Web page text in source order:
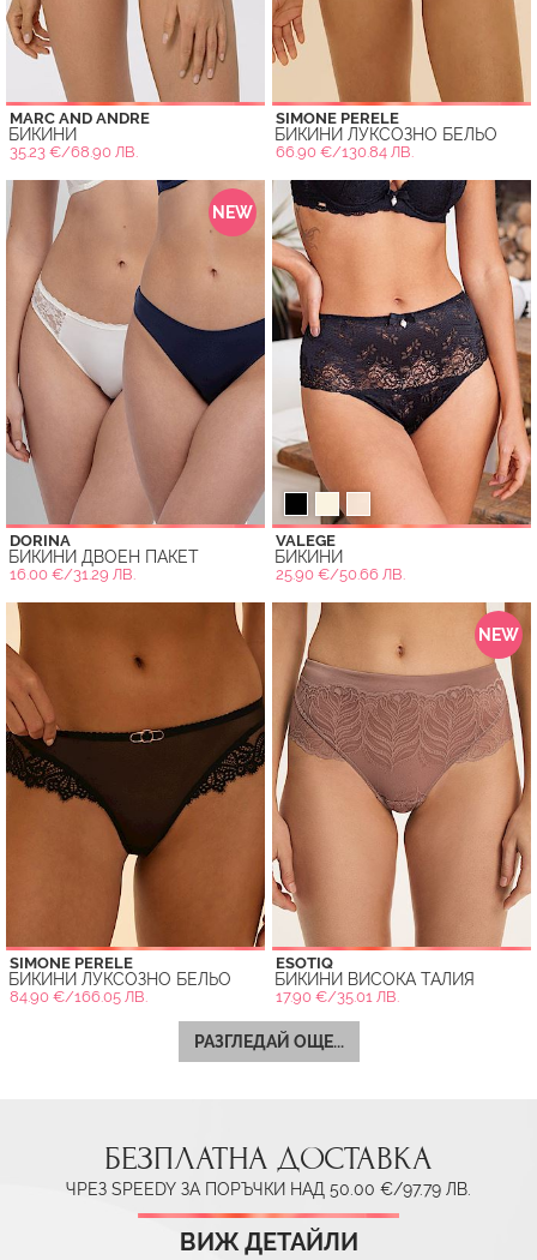
MARC AND ANDRE
БИКИНИ
35.23 €/68.90 ЛВ.
SIMONE PERELE
БИКИНИ ЛУКСОЗНО БЕЛЬО
66.90 €/130.84 ЛВ.
NEW
DORINA
БИКИНИ ДВОЕН ПАКЕТ
16.00 €/31.29 ЛВ.
VALEGE
БИКИНИ
25.90 €/50.66 ЛВ.
SIMONE PERELE
БИКИНИ ЛУКСОЗНО БЕЛЬО
84.90 €/166.05 ЛВ.
NEW
ESOTIQ
БИКИНИ ВИСОКА ТАЛИЯ
17.90 €/35.01 ЛВ.
РАЗГЛЕДАЙ ОЩЕ...
БЕЗПЛАТНА ДОСТАВКА
ЧРЕЗ SPEEDY ЗА ПОРЪЧКИ НАД 50.00 €/97.79 ЛВ.
ВИЖ ДЕТАЙЛИ